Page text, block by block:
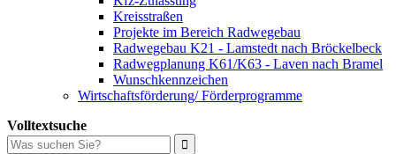
Kreisstraßen
Projekte im Bereich Radwegebau
Radwegebau K21 - Lamstedt nach Bröckelbeck
Radwegplanung K61/K63 - Laven nach Bramel
Wunschkennzeichen
Wirtschaftsförderung/ Förderprogramme
Volltextsuche